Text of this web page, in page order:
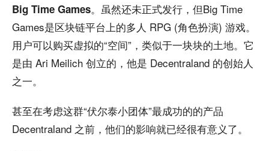
Big Time Games。虽然还未正式发行，但Big Time
Games是区块链平台上的多人 RPG (角色扮演) 游戏。
用户可以购买虚拟的“空间”，类似于一块块的土地。它
是由 Ari Meilich 创立的，他是 Decentraland 的创始人
之一。
甚至在考虑这群“伏尔泰小团体”最成功的的产品
Decentraland 之前，他们的影响就已经很有意义了。